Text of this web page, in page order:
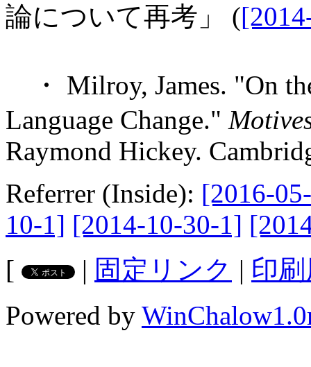
論について再考」 (
・ Milroy, James. "On
Language Change."
Raymond Hickey.
Referrer (Inside): [2016-
10-1] [2014-10-30-1]
[
| 固定リンク | 印
Powered by